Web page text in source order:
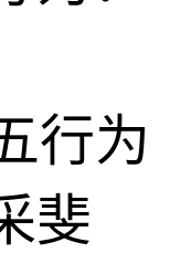
行为
斐